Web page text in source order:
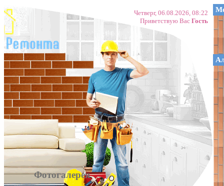
Четверг, 06.08.2026, 08:22
Приветствую Вас Гость
Фотогалерея